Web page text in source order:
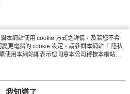
本網站使用 cookie 方式之詳情，及若您不希
更電腦的 cookie 設定，請參閱本網站「 隱私
使用本網站即表示您同意本公司得按本網站使
。
我知道了